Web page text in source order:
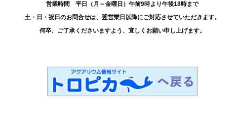
営業時間 平日（月～金曜日）午前9時より午後18時まで
土・日・祝日のお問合せは、翌営業日以降にご対応させていただきます。
何卒、ご了承くださいますよう、宜しくお願い申し上げます。